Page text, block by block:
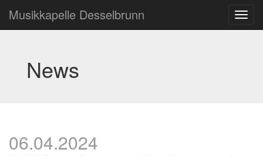
Musikkapelle Desselbrunn
News
06.04.2024